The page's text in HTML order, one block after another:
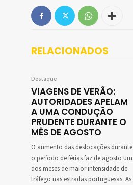
RELACIONADOS
Destaque
VIAGENS DE VERÃO:
AUTORIDADES APELAM
A UMA CONDUÇÃO
PRUDENTE DURANTE O
MÊS DE AGOSTO
O aumento das deslocações durante
o período de férias faz de agosto um
dos meses de maior intensidade de
tráfego nas estradas portuguesas. As